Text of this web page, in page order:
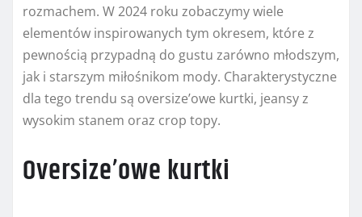
rozmachem. W 2024 roku zobaczymy wiele
elementów inspirowanych tym okresem, które z
pewnością przypadną do gustu zarówno młodszym,
jak i starszym miłośnikom mody. Charakterystyczne
dla tego trendu są oversize’owe kurtki, jeansy z
wysokim stanem oraz crop topy.
Oversize’owe kurtki